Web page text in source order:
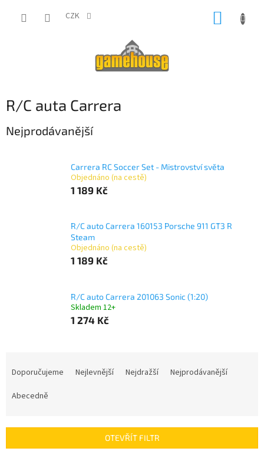
CZK
R/C auta Carrera
Nejprodávanější
Carrera RC Soccer Set - Mistrovství světa
Objednáno (na cestě)
1 189 Kč
R/C auto Carrera 160153 Porsche 911 GT3 R
Steam
Objednáno (na cestě)
1 189 Kč
R/C auto Carrera 201063 Sonic (1:20)
Skladem 12+
1 274 Kč
r
Doporučujeme Nejlevnější Nejdražší
Nejprodávanější
Abecedně
OTEVŘÍT FILTR